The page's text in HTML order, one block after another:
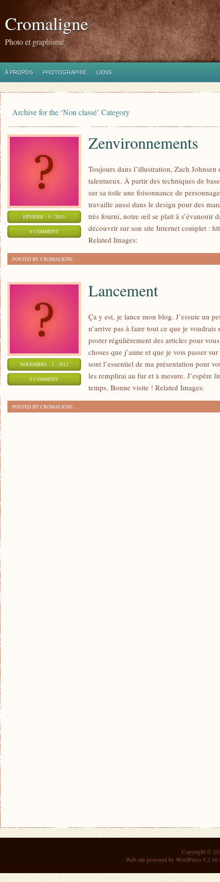
Cromaligne
Photo et graphisme
À PROPOS PHOTOGRAPHIE LIENS
Archive for the ‘Non classé’ Category
FÉVRIER - 9 - 2013
0 COMMENT
Zenvironnements
Toujours dans l’illustration, Zach Johnsen
talentueux. À partir des techniques de
sur sa toile une foisonnance de
travaille aussi dans le design pour des
très fourni, notre œil se plait à s’évanouir
découvrir sur son site Internet complet :
Related Images:
POSTED BY CROMALIGNE
NOVEMBRE - 2 - 2012
0 COMMENT
Lancement
Ça y est, je lance mon blog. J’essuie un
n’arrive pas à faire tout ce que je voudrais
poster régulièrement des articles pour
choses que j’aime et que je vois passer
sont l’essentiel de ma présentation pour
les remplirai au fur et à mesure. J’espère
temps. Bonne visite ! Related Images:
POSTED BY CROMALIGNE
Copyright ©
Web site powered byWordPress 5.7.16